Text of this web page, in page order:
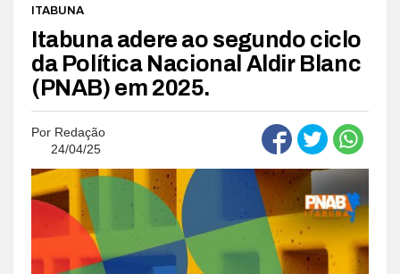
ITABUNA
Itabuna adere ao segundo ciclo
da Política Nacional Aldir Blanc
(PNAB) em 2025.
Por Redação
24/04/25